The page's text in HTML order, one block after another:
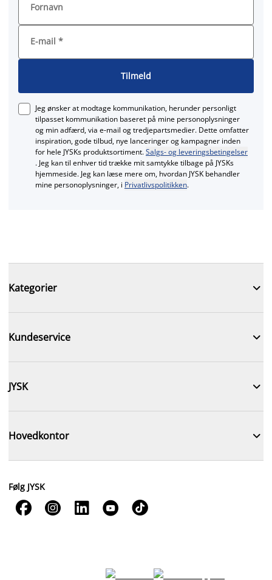
Fornavn
E-mail *
Tilmeld
Jeg ønsker at modtage kommunikation, herunder personligt
tilpasset kommunikation baseret på mine personoplysninger
og min adfærd, via e‑mail og tredjepartsmedier. Dette omfatter
inspiration, gode tilbud, nye lanceringer og kampagner inden
for hele JYSKs produktsortiment.Salgs- og leveringsbetingelser
. Jeg kan til enhver tid trække mit samtykke tilbage på JYSKs
hjemmeside. Jeg kan læse mere om, hvordan JYSK behandler
mine personoplysninger, i Privatlivspolitikken.
Kategorier 
Kundeservice 
JYSK 
Hovedkontor 
Følg JYSK
    